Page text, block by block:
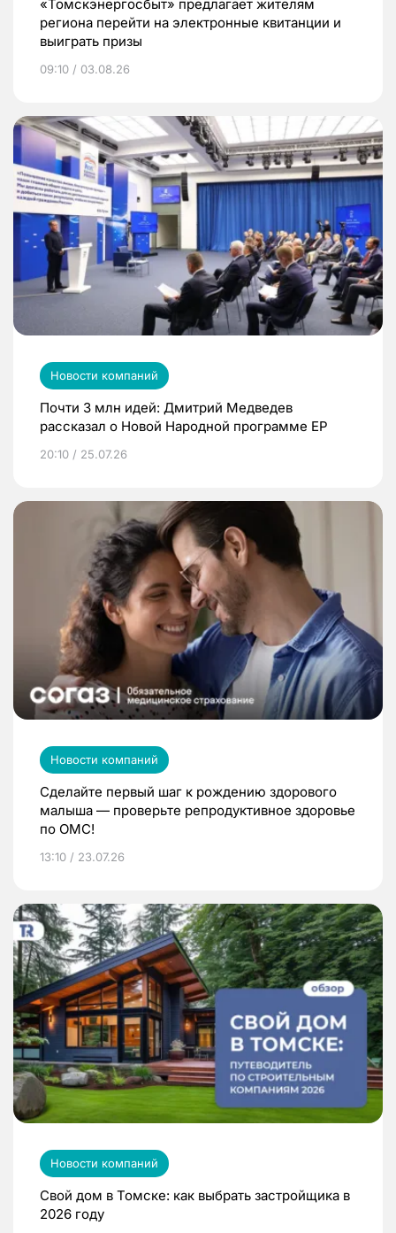
«Томскэнергосбыт» предлагает жителям
региона перейти на электронные квитанции и
выиграть призы
09:10 / 03.08.26
Новости компаний
Почти 3 млн идей: Дмитрий Медведев
рассказал о Новой Народной программе ЕР
20:10 / 25.07.26
Новости компаний
Сделайте первый шаг к рождению здорового
малыша — проверьте репродуктивное здоровье
по ОМС!
13:10 / 23.07.26
Новости компаний
Свой дом в Томске: как выбрать застройщика в
2026 году